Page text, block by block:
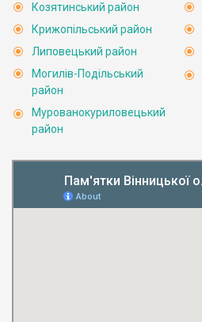
Козятинський район
Крижопільський район
Липовецький район
Могилів-Подільський
район
Мурованокуриловецький
район